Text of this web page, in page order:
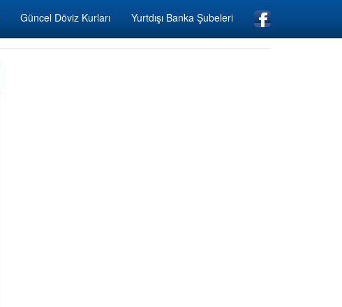
Güncel Döviz Kurları Yurtdışı Banka Şubeleri